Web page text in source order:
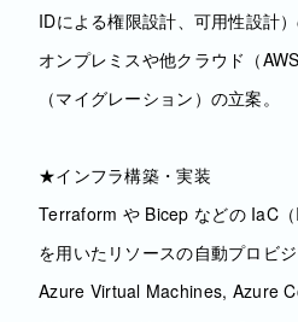
IDによる権限設計、可用性設計）
オンプレミスや他クラウド（
（マイグレーション）の立案。
★インフラ構築・実装
Terraform や Bicep などの IaC
を用いたリソースの自動プロビジ
Azure Virtual Machines, Azure